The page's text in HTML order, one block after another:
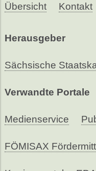
Übersicht Kontakt
Herausgeber
Sächsische
Verwandte Portale
Medienservice
FÖMISAX